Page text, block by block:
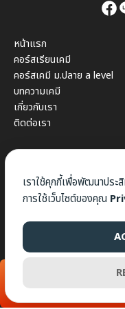
หน้าแรก
คอร์สเรียนเคมี
คอร์สเคมี ม.ปลาย a level
บทความเคมี
เกี่ยวกับเรา
ติดต่อเรา
เราใช้คุกกี้เพื่อพัฒนาปร
การใช้เว็บไซต์ของคุณ